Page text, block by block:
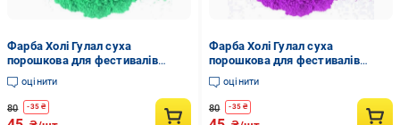
Фарба Холі Гулал суха
порошкова для фестивалів
флешмобів фотосесій 100 г
Зелений
оцінити
80 -35 ₴
Фарба Холі Гулал суха
порошкова для фестивалів
флешмобів фотосесій 100 г
Фіолетовий
оцінити
80 -35₴